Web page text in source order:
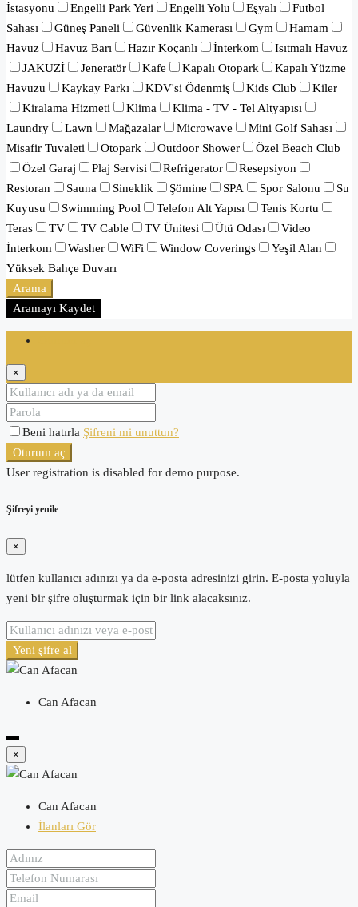
İstasyonu
Engelli Park Yeri Engelli Yolu Eşyalı
Futbol
Sahası
Güneş Paneli Güvenlik Kamerası Gym
Hamam
Havuz
Havuz Barı Hazır Koçanlı İnterkom
Isıtmalı Havuz
JAKUZİ
Jeneratör Kafe Kapalı Otopark
Kapalı Yüzme
Havuzu
Kaykay Parkı KDV'si Ödenmiş Kids Club
Kiler
Kiralama Hizmeti
Klima
Klima - TV - Tel Altyapısı
Laundry
Lawn Mağazalar Microwave
Mini Golf Sahası
Misafir Tuvaleti
Otopark Outdoor Shower
Özel Beach Club
Özel Garaj
Plaj Servisi Refrigerator
Resepsiyon
Restoran
Sauna Sineklik Şömine SPA Spor Salonu
Su
Kuyusu
Swimming Pool Telefon Alt Yapısı
Tenis Kortu
Teras
TV TV Cable TV Ünitesi Ütü Odası
Video
İnterkom
Washer WiFi Window Coverings
Yeşil Alan
Yüksek Bahçe Duvarı
Arama
Aramayı Kaydet
×
Beni hatırla Şifreni mi unuttun?
Oturum aç
User registration is disabled for demo purpose.
Şifreyi yenile
×
lütfen kullanıcı adınızı ya da e-posta adresinizi girin. E-posta yoluyla
yeni bir şifre oluşturmak için bir link alacaksınız.
Yeni şifre al
Can Afacan
×
Can Afacan
İlanları Gör